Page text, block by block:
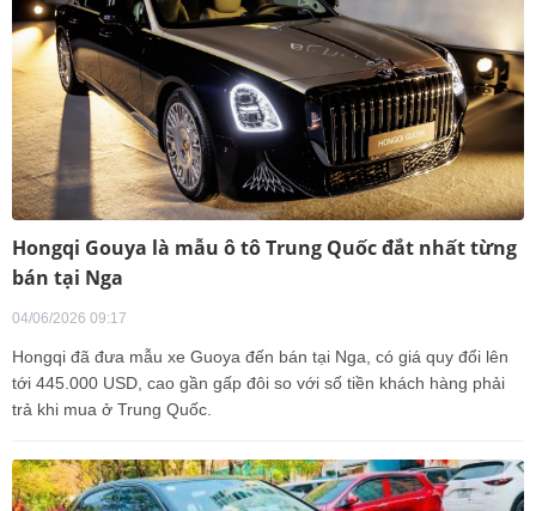
Hongqi Gouya là mẫu ô tô Trung Quốc đắt nhất từng
bán tại Nga
04/06/2026 09:17
Hongqi đã đưa mẫu xe Guoya đến bán tại Nga, có giá quy đổi lên
tới 445.000 USD, cao gần gấp đôi so với số tiền khách hàng phải
trả khi mua ở Trung Quốc.